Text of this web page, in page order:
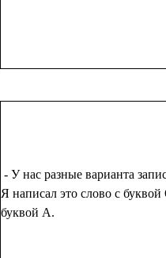
- У нас разные варианта
Я написал это слово с
буквой А.